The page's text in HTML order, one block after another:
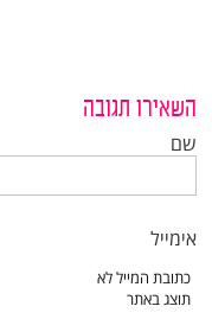
השאירו תגובה
שם
אימייל